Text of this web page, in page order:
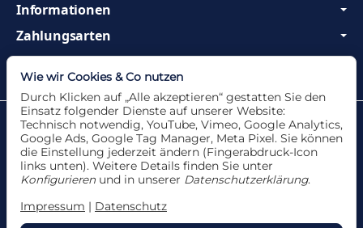
Informationen
Zahlungsarten
Wir sind Profis und beraten Sie gerne!
Datenschutzerklärung•Impressum
Wie wir Cookies & Co nutzen
Durch Klicken auf „Alle akzeptieren“ gestatten Sie den
Einsatz folgender Dienste auf unserer Website:
Technisch notwendig, YouTube, Vimeo, Google Analytics,
Google Ads, Google Tag Manager, Meta Pixel. Sie können
die Einstellung jederzeit ändern (Fingerabdruck-Icon
links unten). Weitere Details finden Sie unter
Konfigurieren und in unserer Datenschutzerklärung.
Impressum | Datenschutz